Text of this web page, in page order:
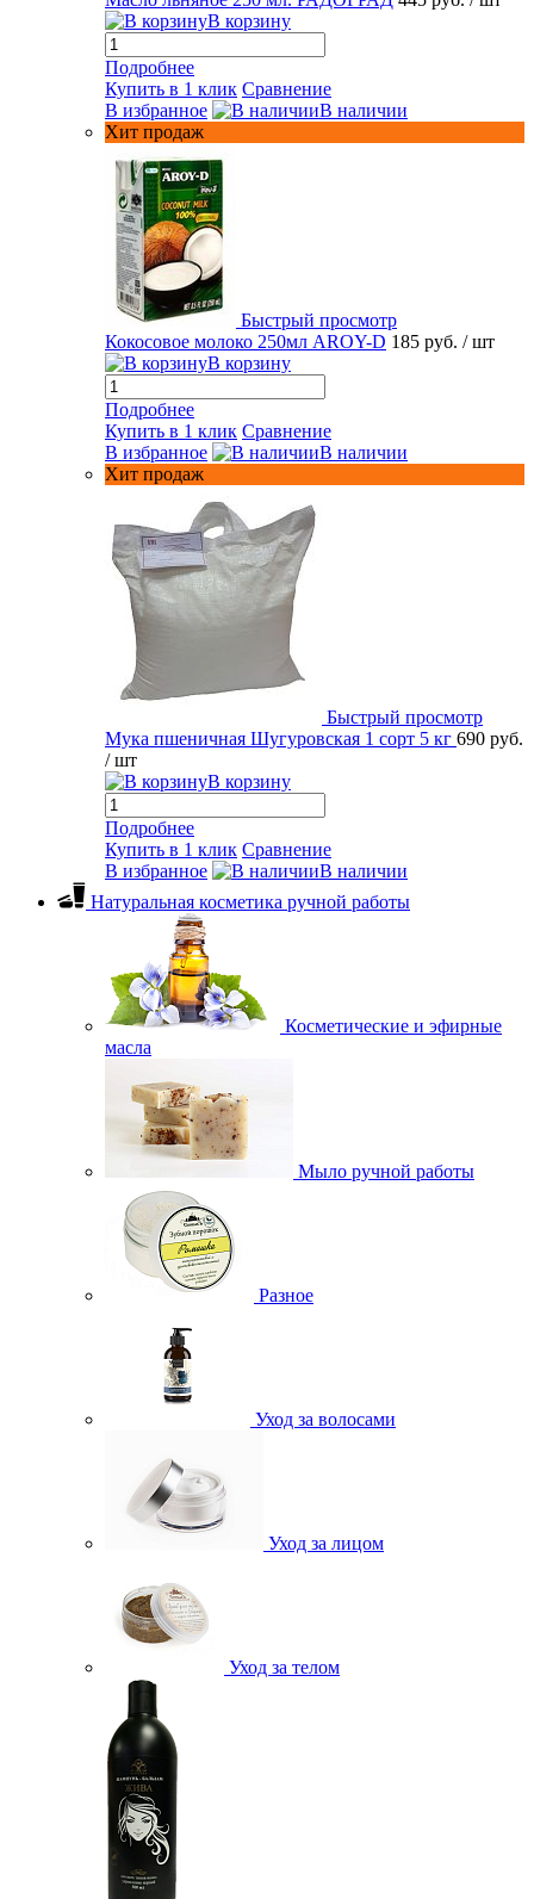
В корзину
Подробнее
Купить в 1 клик Сравнение
В избранное
В наличии
Хит продаж
Быстрый просмотр
Кокосовое молоко 250мл AROY-D 185 руб. / шт
В корзину
Подробнее
Купить в 1 клик Сравнение
В избранное
В наличии
Хит продаж
Быстрый просмотр
Мука пшеничная Шугуровская 1 сорт 5 кг 690 руб.
/ шт
В корзину
Подробнее
Купить в 1 клик Сравнение
В избранное
В наличии
Натуральная косметика ручной работы
Косметические и эфирные
масла
Мыло ручной работы
Разное
Уход за волосами
Уход за лицом
Уход за телом